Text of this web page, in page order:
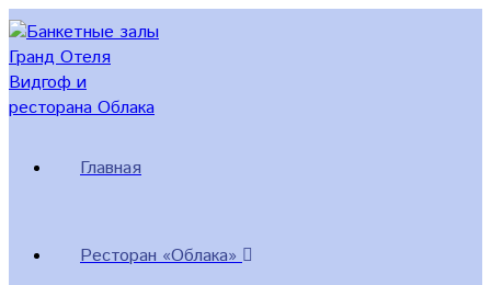
Перейти
к
содержимому
Главная
Ресторан «Облака»